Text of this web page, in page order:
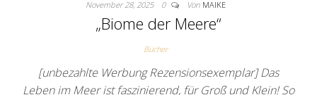
November 28, 2025 0 Von MAIKE
„Biome der Meere“
Bücher
[unbezahlte Werbung Rezensionsexemplar] Das
Leben im Meer ist faszinierend, für Groß und Klein! So